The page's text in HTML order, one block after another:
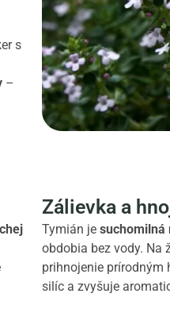
s
–
Zálievka a
Tymián je suchomilná
obdobia bez vody. Na
prihnojenie prírodným
silíc a zvyšuje